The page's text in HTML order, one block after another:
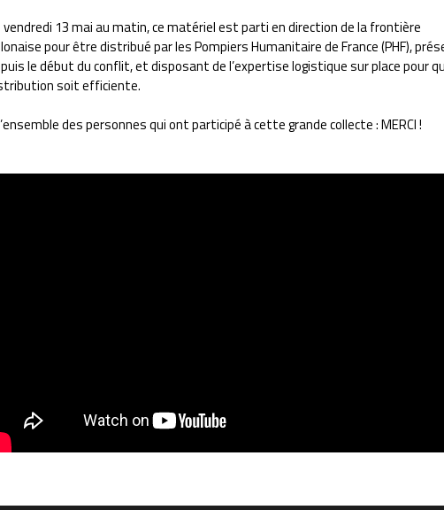
vendredi 13 mai au matin, ce matériel est parti en direction de la frontière
pour être distribué par les Pompiers Humanitaire de France (PHF),
le début du conflit, et disposant de l’expertise logistique sur place pour
soit efficiente.
des personnes qui ont participé à cette grande collecte : MERCI !